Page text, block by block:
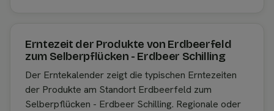
Erntezeit der Produkte von Erdbeerfeld
zum Selberpflücken - Erdbeer Schilling
Der Erntekalender zeigt die typischen Erntezeiten
der Produkte am Standort Erdbeerfeld zum
Selberpflücken - Erdbeer Schilling. Regionale oder